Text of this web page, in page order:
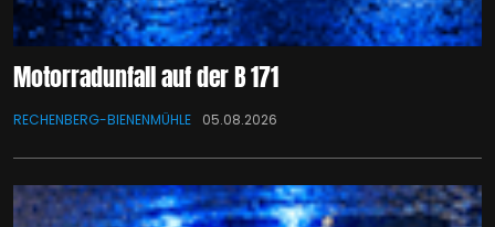
Motorradunfall auf der B 171
RECHENBERG-BIENENMÜHLE 05.08.2026